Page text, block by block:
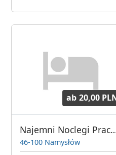
ab 20,00
Najemni
46-100 Namysłów